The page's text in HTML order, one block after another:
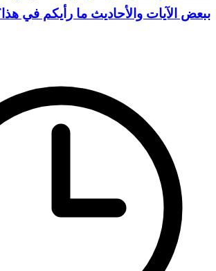
ببعض الآيات والأحاديث ما رأيكم في